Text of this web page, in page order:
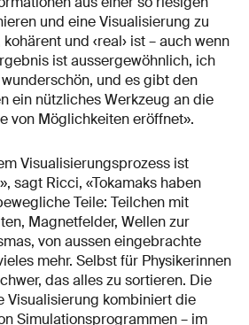
und eine Visualisierung zu
und ‹real› ist – auch wenn
ist aussergewöhnlich, ich
und es gibt den
ein nützliches Werkzeug an die
von Möglichkeiten eröffnet».
Visualisierungsprozess ist
sagt Ricci, «Tokamaks haben
Teile: Teilchen mit
Magnetfelder, Wellen zur
von aussen eingebrachte
mehr. Selbst für Physikerinnen
das alles zu sortieren. Die
Visualisierung kombiniert die
Simulationsprogrammen – im